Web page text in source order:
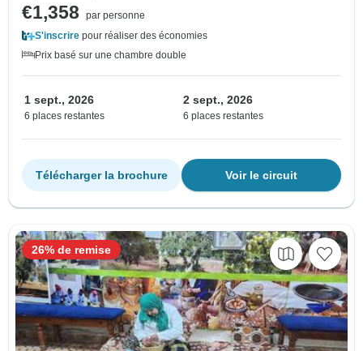
€1,358
par personne
S'inscrire pour réaliser des économies
Prix basé sur une chambre double
1 sept., 2026
6 places restantes
2 sept., 2026
6 places restantes
Voir le circuit
Télécharger la brochure
26% de remise